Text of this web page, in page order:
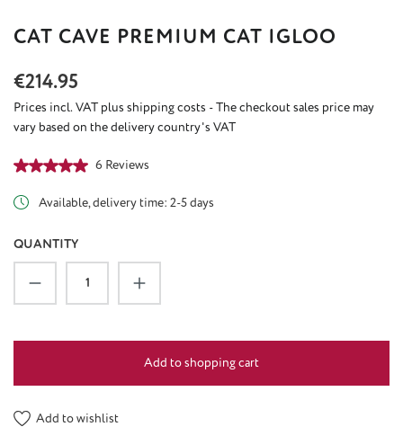
CAT CAVE PREMIUM CAT IGLOO
Regular price:
€214.95
Prices incl. VAT plus shipping costs - The checkout sales price may
vary based on the delivery country's VAT
Average rating of 5 out of 5 stars
6 Reviews
Available, delivery time: 2-5 days
QUANTITY
Product Quantity: Enter the desired amount
Add to shopping cart
Add to wishlist